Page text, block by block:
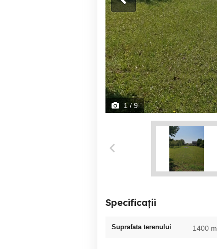
1 / 9
Specificații
Suprafata terenului 1400 m